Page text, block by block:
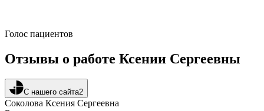
Голос пациентов
Отзывы о работе Ксении Сергеевны
С нашего сайта2
Соколова Ксения Сергеевна